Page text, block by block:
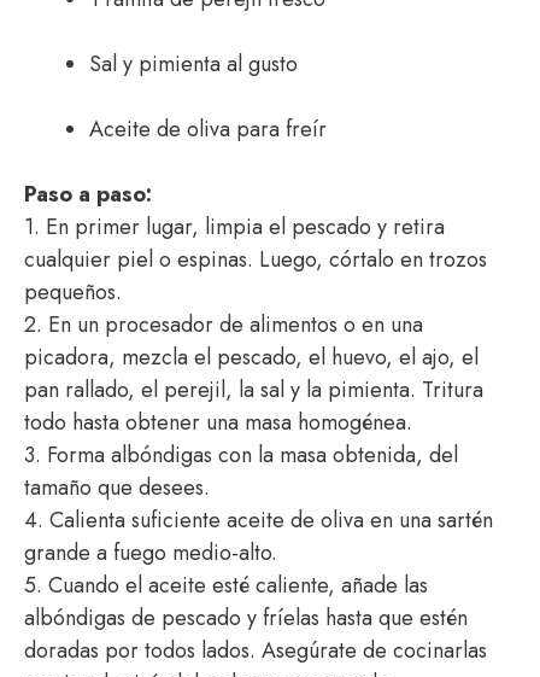
Sal y pimienta al gusto
Aceite de oliva para freír
Paso a paso:
1. En primer lugar, limpia el pescado y retira
cualquier piel o espinas. Luego, córtalo en trozos
pequeños.
2. En un procesador de alimentos o en una
picadora, mezcla el pescado, el huevo, el ajo, el
pan rallado, el perejil, la sal y la pimienta. Tritura
todo hasta obtener una masa homogénea.
3. Forma albóndigas con la masa obtenida, del
tamaño que desees.
4. Calienta suficiente aceite de oliva en una sartén
grande a fuego medio-alto.
5. Cuando el aceite esté caliente, añade las
albóndigas de pescado y fríelas hasta que estén
doradas por todos lados. Asegúrate de cocinarlas